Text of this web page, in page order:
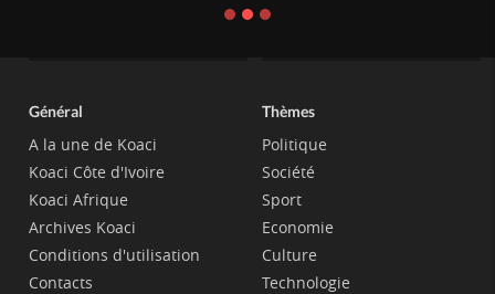
Général
A la une de Koaci
Koaci Côte d'Ivoire
Koaci Afrique
Archives Koaci
Conditions d'utilisation
Contacts
Thèmes
Politique
Société
Sport
Economie
Culture
Technologie